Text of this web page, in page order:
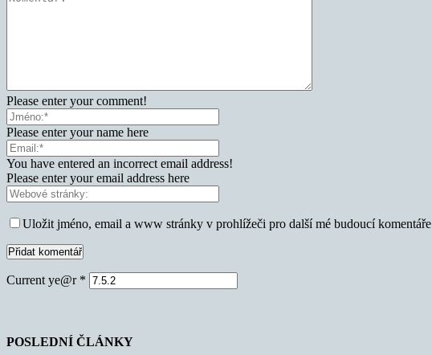
Please enter your comment!
Please enter your name here
You have entered an incorrect email address!
Please enter your email address here
Uložit jméno, email a www stránky v prohlížeči pro další mé budoucí komentáře
Current ye@r *
POSLEDNÍ ČLÁNKY